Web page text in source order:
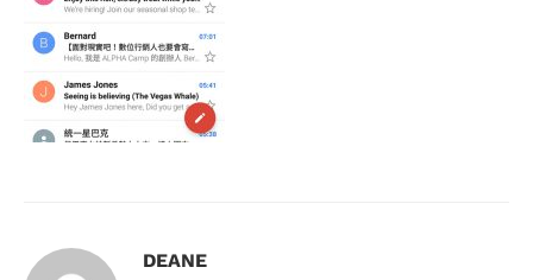
DEANE